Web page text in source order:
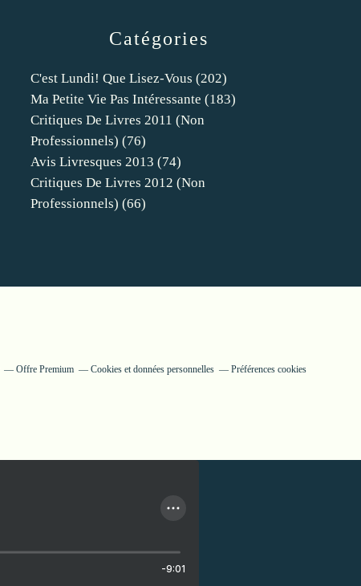
Catégories
C'est Lundi! Que Lisez-Vous (202)
Ma Petite Vie Pas Intéressante (183)
Critiques De Livres 2011 (non
Professionnels) (76)
Avis Livresques 2013 (74)
Critiques De Livres 2012 (non
Professionnels) (66)
Offre Premium Cookies et données personnelles Préférences cookies
-9:01